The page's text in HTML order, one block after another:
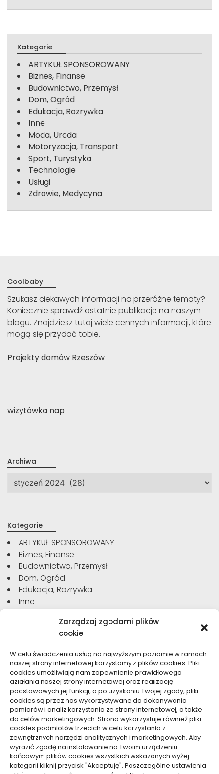
Zarządzaj zgodami plików
cookie
W celu świadczenia usług na najwyższym poziomie w ramach
naszej strony internetowej korzystamy z plików cookies. Pliki
cookies umożliwiają nam zapewnienie prawidłowego
działania naszej strony internetowej oraz realizację
podstawowych jej funkcji, a po uzyskaniu Twojej zgody, pliki
cookies są przez nas wykorzystywane do dokonywania
pomiarów i analiz korzystania ze strony internetowej, a także
do celów marketingowych. Strona wykorzystuje również pliki
cookies podmiotów trzecich w celu korzystania z
zewnętrznych narzędzi analitycznych i marketingowych. Aby
wyrazić zgodę na instalowanie na Twoim urządzeniu
końcowym plików cookies wszystkich wskazanych wyżej
kategorii kliknij przycisk "Akceptuję". Poszczególne ustawienia
Kategorie
ARTYKUŁ SPONSOROWANY
Biznes, Finanse
Budownictwo, Przemysł
Dom, Ogród
Edukacja, Rozrywka
Inne
Moda, Uroda
Motoryzacja, Transport
Sport, Turystyka
Technologie
Usługi
Zdrowie, Medycyna
Coolbaby
Szukasz ciekawych informacji na przeróżne tematy?
Koniecznie sprawdź ostatnie publikacje na naszym
blogu. Znajdziesz tutaj wiele cennych informacji, które
mogą się przydać tobie.
Projekty domów Rzeszów
wizytówka nap
Archiwa
Archiwa
Kategorie
ARTYKUŁ SPONSOROWANY
Biznes, Finanse
Budownictwo, Przemysł
Dom, Ogród
Edukacja, Rozrywka
Inne
Motoryzacja, Transport
Sport, Turystyka
Technologie
Usługi
Zdrowie, Medycyna
Dolącz do nas
Lubisz pisać teksty i chciałbyś się podzielić swoją
wiedzą z innymi? Dołącz do nas już teraz. Podziel się
swoją wiedzą z innymi.